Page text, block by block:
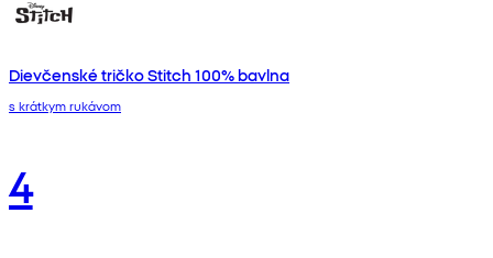
Dievčenské tričko Stitch 100% bavlna
s krátkym rukávom
4